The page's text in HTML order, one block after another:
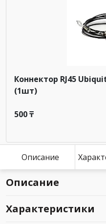
Коннектор RJ45
(1шт)
500 ₸
Описание
Описание
Характеристики